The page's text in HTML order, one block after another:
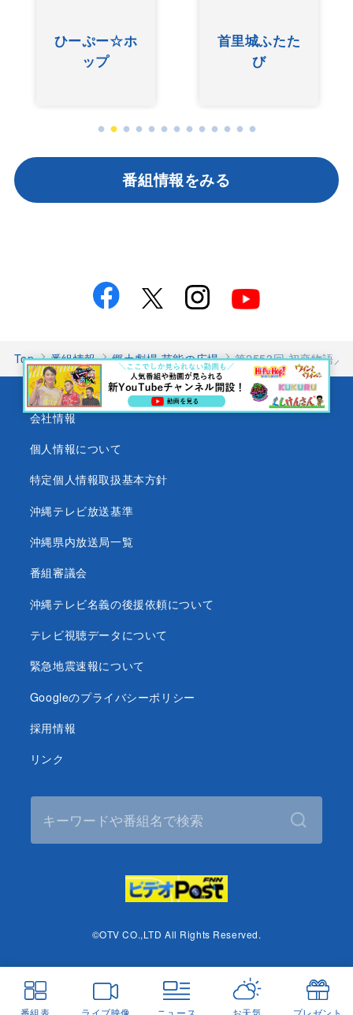
番組表 ライブ映像 ニュース お天気 プレゼント
ぐしけんさん
友近ありんく
りんのい～あ
んべぇ
番組情報をみる
Top 番組情報 郷土劇場 芸能の広場 第2553回 初恋物語／
会社情報
個人情報について
特定個人情報取扱基本方針
沖縄テレビ放送基準
沖縄県内放送局一覧
番組審議会
沖縄テレビ名義の後援依頼について
テレビ視聴データについて
緊急地震速報について
Googleのプライバシーポリシー
採用情報
リンク
©OTV CO.,LTD All Rights Reserved.